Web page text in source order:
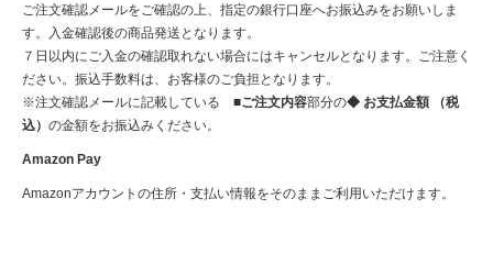
ご注文確認メールをご確認の上、指定の銀行口座へお振込みをお願いしま
す。入金確認後の商品発送となります。
７日以内にご入金の確認取れない場合にはキャンセルとなります。ご注意く
ださい。振込手数料は、お客様のご負担となります。
※注文確認メールに記載している ■ご注文内容部分の◆ お支払金額 （税
込） の金額をお振込みください。
Amazon Pay
Amazonアカウントの住所・支払い情報をそのままご利用いただけます。